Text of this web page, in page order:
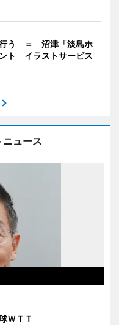
行う ＝ 沼津「淡島ホ
ト イラストサービス
ニュース
ＷＴＴ